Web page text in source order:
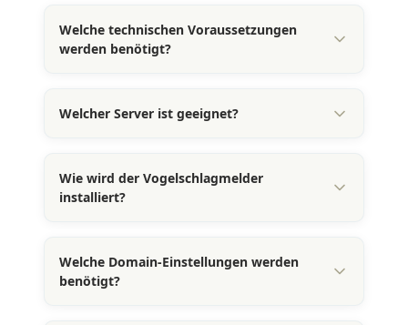
Welche technischen Voraussetzungen
werden benötigt?
Welcher Server ist geeignet?
Wie wird der Vogelschlagmelder
installiert?
Welche Domain-Einstellungen werden
benötigt?